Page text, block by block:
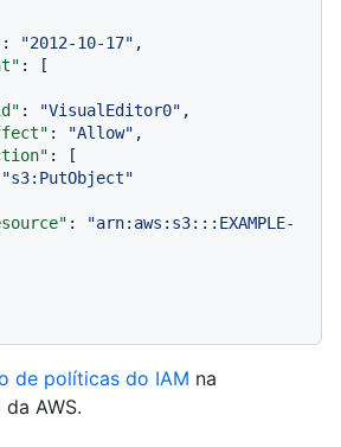
: "2012-10-17" ,
:
[
: "VisualEditor0" ,
: "Allow" ,
:
[
"s3:PutObject"
:
"arn:aws:s3:::EXAMPLE-
de políticas do IAM na
AWS.